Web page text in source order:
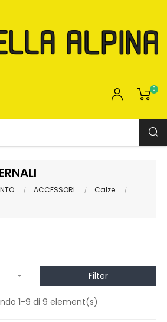
0
ACCESSORI
Calze
 Filter
1-9 di 9 element(s)